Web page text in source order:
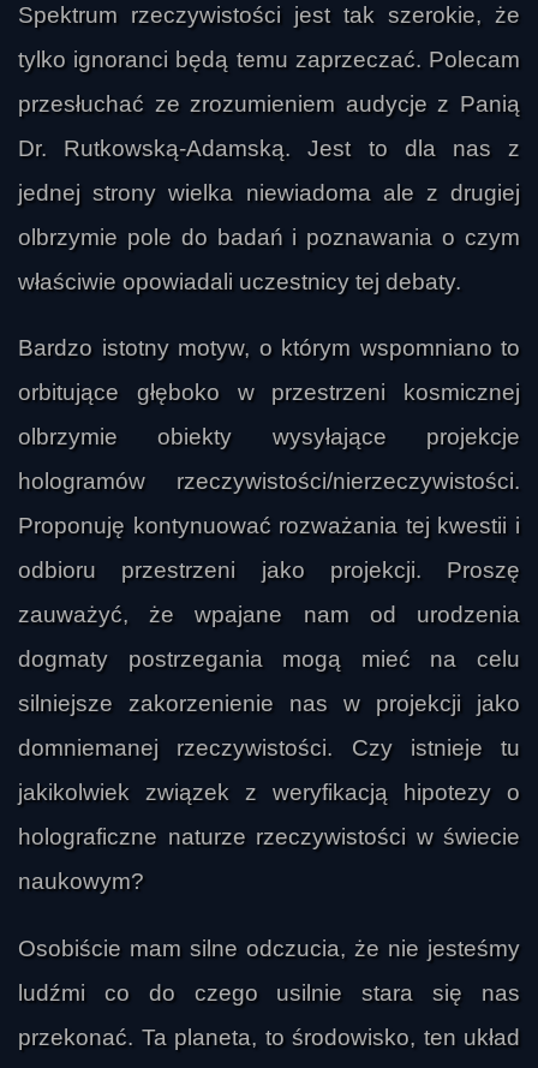
Spektrum rzeczywistości jest tak szerokie, że
tylko ignoranci będą temu zaprzeczać. Polecam
przesłuchać ze zrozumieniem audycje z Panią
Dr. Rutkowską-Adamską. Jest to dla nas z
jednej strony wielka niewiadoma ale z drugiej
olbrzymie pole do badań i poznawania o czym
właściwie opowiadali uczestnicy tej debaty.
Bardzo istotny motyw, o którym wspomniano to
orbitujące głęboko w przestrzeni kosmicznej
olbrzymie obiekty wysyłające projekcje
hologramów rzeczywistości/nierzeczywistości.
Proponuję kontynuować rozważania tej kwestii i
odbioru przestrzeni jako projekcji. Proszę
zauważyć, że wpajane nam od urodzenia
dogmaty postrzegania mogą mieć na celu
silniejsze zakorzenienie nas w projekcji jako
domniemanej rzeczywistości. Czy istnieje tu
jakikolwiek związek z weryfikacją hipotezy o
holograficzne naturze rzeczywistości w świecie
naukowym?
Osobiście mam silne odczucia, że nie jesteśmy
ludźmi co do czego usilnie stara się nas
przekonać. Ta planeta, to środowisko, ten układ